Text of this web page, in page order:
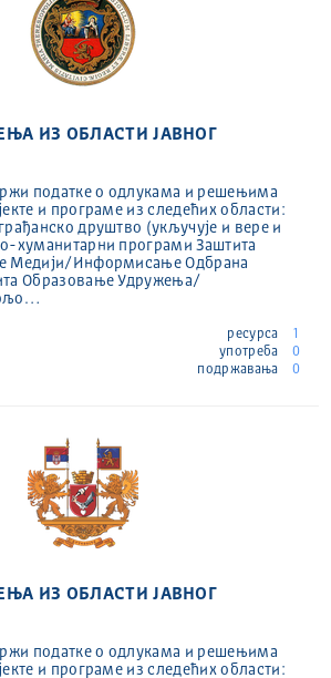
ИЗ ОБЛАСТИ ЈАВНОГ
податке о одлукама и решењима
и програме из следећих области:
друштво (укључује и вере и
хуманитарни програми Заштита
Медији/Информисање Одбрана
Образовање Удружења/
ресурса
1
употреба
0
подржавања
0
ИЗ ОБЛАСТИ ЈАВНОГ
податке о одлукама и решењима
и програме из следећих области: